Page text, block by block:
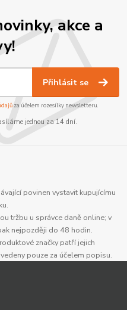
akce a
Přihlásit se
za účelem rozesílky newsletteru.
jednou za 14 dní.
povinen vystavit kupujícímu
tržbu u správce daně online; v
nejpozději do 48 hodin.
značky patří jejich
pouze za účelem popisu.